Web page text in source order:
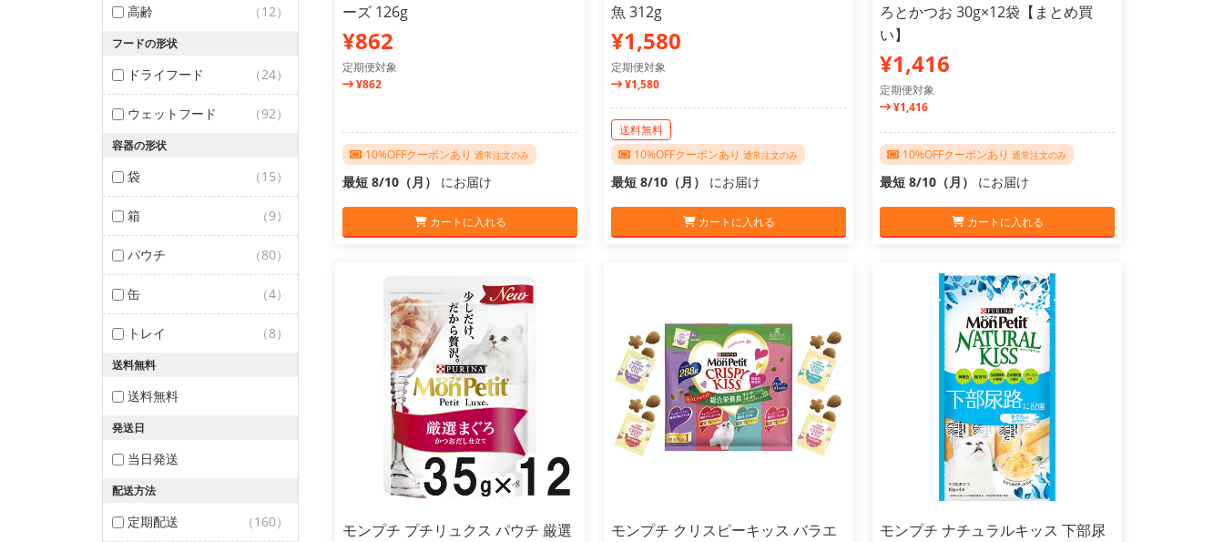
高齢 （12）
フードの形状
ドライフード （24）
ウェットフード （92）
容器の形状
袋 （15）
箱 （9）
パウチ （80）
缶 （4）
トレイ （8）
送料無料
送料無料
発送日
当日発送
配送方法
定期配送 （160）
ーズ 126g
¥862
定期便対象
¥862
10%OFFクーポンあり 通常注文のみ
最短 8/10（月） にお届け
カートに入れる
魚 312g
¥1,580
定期便対象
¥1,580
送料無料
10%OFFクーポンあり 通常注文のみ
最短 8/10（月） にお届け
カートに入れる
ろとかつお 30g×12袋【まとめ買
い】
¥1,416
定期便対象
¥1,416
10%OFFクーポンあり 通常注文のみ
最短 8/10（月） にお届け
カートに入れる
モンプチ プチリュクス パウチ 厳選
モンプチ クリスピーキッス バラエ
モンプチ ナチュラルキッス 下部尿